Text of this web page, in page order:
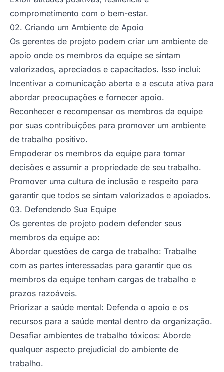
comprometimento com o bem-estar.
02. Criando um Ambiente de Apoio
Os gerentes de projeto podem criar um ambiente de
apoio onde os membros da equipe se sintam
valorizados, apreciados e capacitados. Isso inclui:
Incentivar a comunicação aberta e a escuta ativa para
abordar preocupações e fornecer apoio.
Reconhecer e recompensar os membros da equipe
por suas contribuições para promover um ambiente
de trabalho positivo.
Empoderar os membros da equipe para tomar
decisões e assumir a propriedade de seu trabalho.
Promover uma cultura de inclusão e respeito para
garantir que todos se sintam valorizados e apoiados.
03. Defendendo Sua Equipe
Os gerentes de projeto podem defender seus
membros da equipe ao:
Abordar questões de carga de trabalho: Trabalhe
com as partes interessadas para garantir que os
membros da equipe tenham cargas de trabalho e
prazos razoáveis.
Priorizar a saúde mental: Defenda o apoio e os
recursos para a saúde mental dentro da organização.
Desafiar ambientes de trabalho tóxicos: Aborde
qualquer aspecto prejudicial do ambiente de
trabalho.